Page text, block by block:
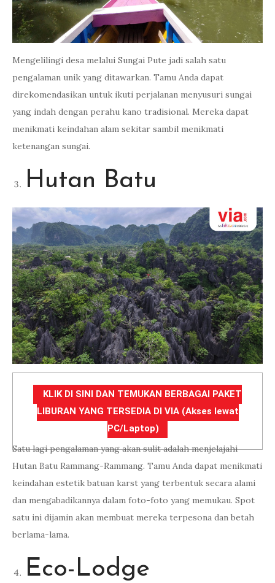
Mengelilingi desa melalui Sungai Pute jadi salah satu
pengalaman unik yang ditawarkan. Tamu Anda dapat
direkomendasikan untuk ikuti perjalanan menyusuri sungai
yang indah dengan perahu kano tradisional. Mereka dapat
menikmati keindahan alam sekitar sambil menikmati
ketenangan sungai.
Hutan Batu
KLIK DI SINI DAN TEMUKAN BERBAGAI PAKET
LIBURAN YANG TERSEDIA DI VIA (Akses lewat
PC/Laptop)
Satu lagi pengalaman yang akan sulit adalah menjelajahi
Hutan Batu Rammang-Rammang. Tamu Anda dapat menikmati
keindahan estetik batuan karst yang terbentuk secara alami
dan mengabadikannya dalam foto-foto yang memukau. Spot
satu ini dijamin akan membuat mereka terpesona dan betah
berlama-lama.
Eco-Lodge